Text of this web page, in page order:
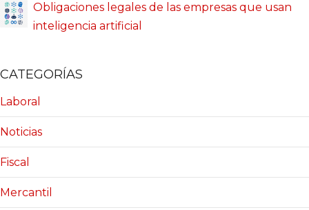
Obligaciones legales de las empresas que usan
inteligencia artificial
CATEGORÍAS
Laboral
Noticias
Fiscal
Mercantil